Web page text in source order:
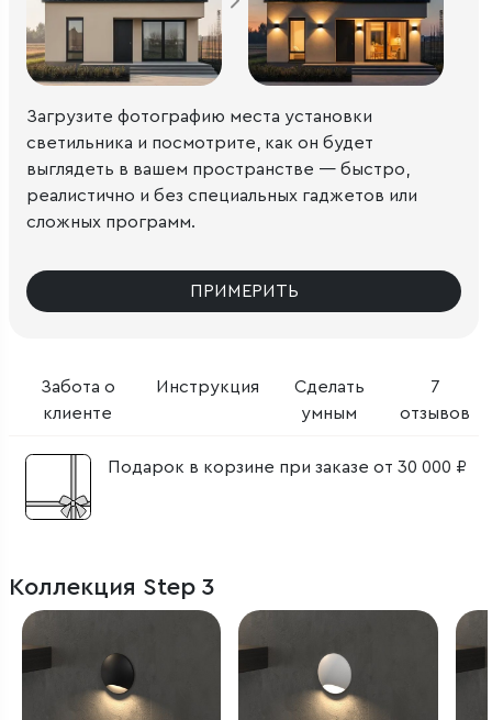
Забота о
клиенте
Инструкция
Сделать
умным
7
отзывов
Подарок в корзине при заказе от 30 000 ₽
Загрузите фотографию места установки
светильника и посмотрите, как он будет
выглядеть в вашем пространстве — быстро,
реалистично и без специальных гаджетов или
сложных программ.
ПРИМЕРИТЬ
Коллекция Step 3